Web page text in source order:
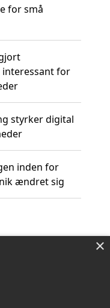
for små
interessant for
styrker digital
inden for
ændret sig
×